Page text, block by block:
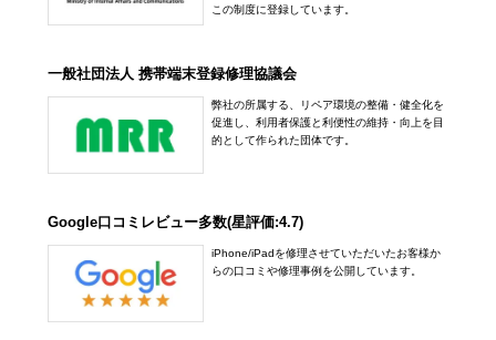
この制度に登録しています。
一般社団法人 携帯端末登録修理協議会
弊社の所属する、リペア環境の整備・健全化を
促進し、利用者保護と利便性の維持・向上を目
的として作られた団体です。
Google口コミレビュー多数(星評価:4.7)
iPhone/iPadを修理させていただいたお客様か
らの口コミや修理事例を公開しています。